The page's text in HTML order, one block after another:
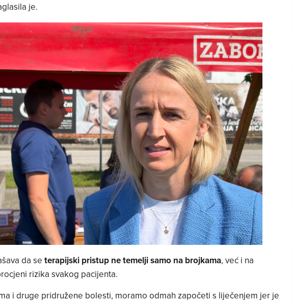
je.
da se terapijski pristup ne temelji samo na brojkama, već i na
rizika svakog pacijenta.
i druge pridružene bolesti, moramo odmah započeti s liječenjem jer je